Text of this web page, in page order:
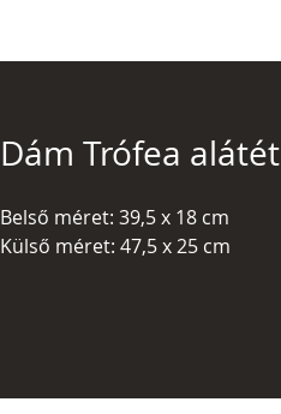
Dám Trófea alátét
Belső méret: 39,5 x 18 cm
Külső méret: 47,5 x 25 cm